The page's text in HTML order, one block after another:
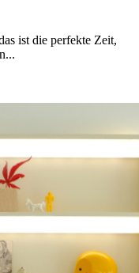
ist die perfekte Zeit,